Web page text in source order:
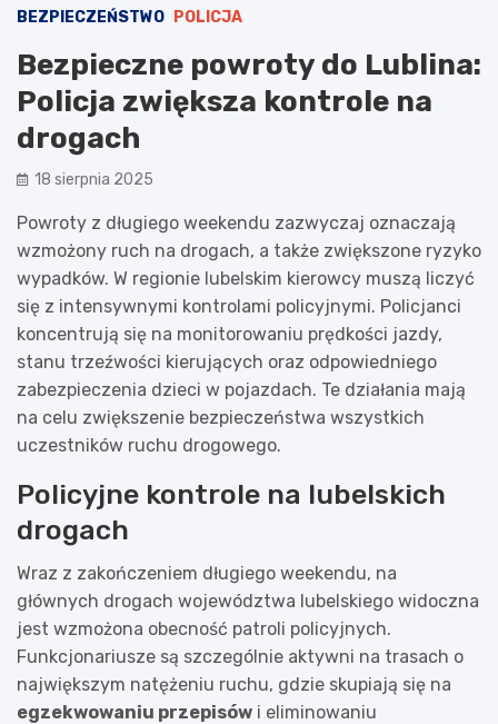
BEZPIECZEŃSTWO POLICJA
Bezpieczne powroty do Lublina:
Policja zwiększa kontrole na
drogach
18 sierpnia 2025
Powroty z długiego weekendu zazwyczaj oznaczają
wzmożony ruch na drogach, a także zwiększone ryzyko
wypadków. W regionie lubelskim kierowcy muszą liczyć
się z intensywnymi kontrolami policyjnymi. Policjanci
koncentrują się na monitorowaniu prędkości jazdy,
stanu trzeźwości kierujących oraz odpowiedniego
zabezpieczenia dzieci w pojazdach. Te działania mają
na celu zwiększenie bezpieczeństwa wszystkich
uczestników ruchu drogowego.
Policyjne kontrole na lubelskich
drogach
Wraz z zakończeniem długiego weekendu, na
głównych drogach województwa lubelskiego widoczna
jest wzmożona obecność patroli policyjnych.
Funkcjonariusze są szczególnie aktywni na trasach o
największym natężeniu ruchu, gdzie skupiają się na
egzekwowaniu przepisów i eliminowaniu